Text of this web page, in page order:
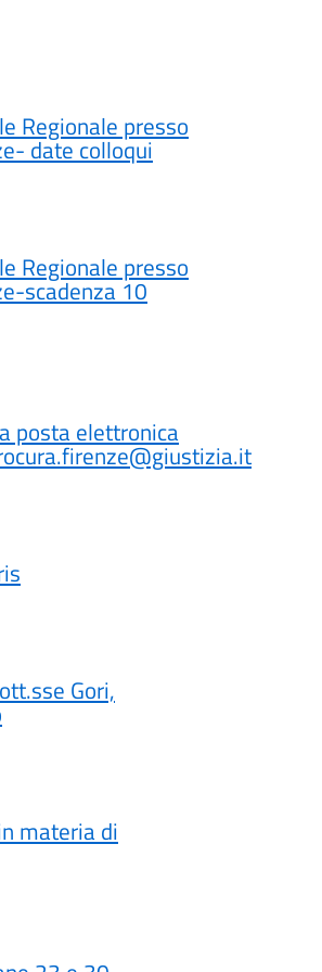
Regionale presso
date colloqui
Regionale presso
scadenza 10
posta elettronica
Gori,
materia di